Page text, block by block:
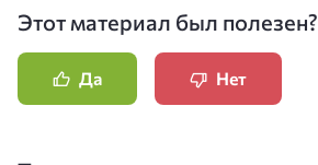
Этот материал был полезен?
Да Нет